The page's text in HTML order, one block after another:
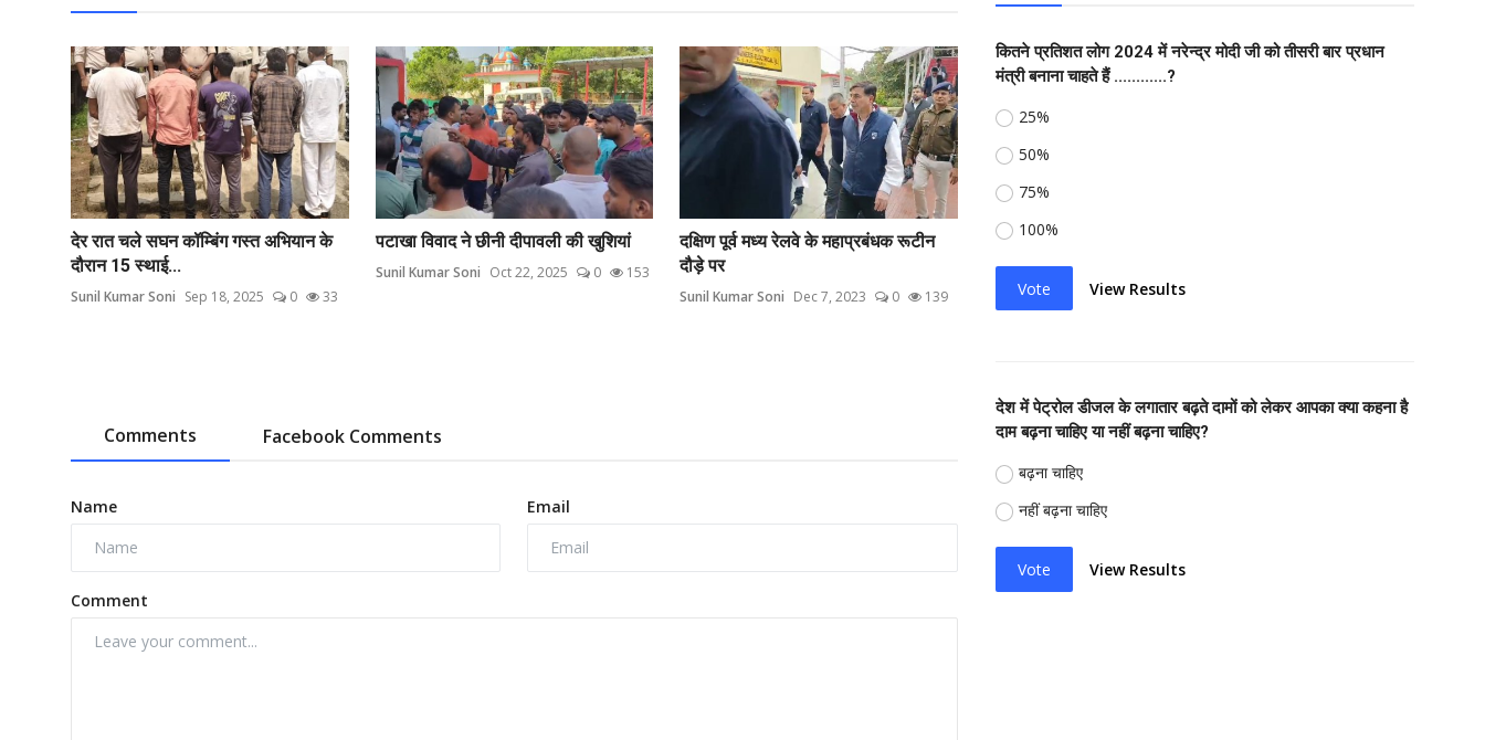
देर रात चले सघन कॉम्बिंग गस्त अभियान के
दौरान 15 स्थाई...
Sunil Kumar Soni Sep 18, 2025 0 33
पटाखा विवाद ने छीनी दीपावली की खुशियां
Sunil Kumar Soni Oct 22, 2025 0 153
दक्षिण पूर्व मध्य रेलवे के महाप्रबंधक रूटीन
दौड़े पर
Sunil Kumar Soni Dec 7, 2023 0 139
Comments Facebook Comments
Name Email
Comment
कितने प्रतिशत लोग 2024 में नरेन्द्र मोदी जी को तीसरी बार प्रधान
मंत्री बनाना चाहते हैं ............?
25%
50%
75%
100%
Vote View Results
देश में पेट्रोल डीजल के लगातार बढ़ते दामों को लेकर आपका क्या कहना है
दाम बढ़ना चाहिए या नहीं बढ़ना चाहिए?
बढ़ना चाहिए
नहीं बढ़ना चाहिए
Vote View Results